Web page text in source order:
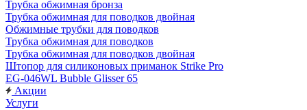
Трубка обжимная бронза
Трубка обжимная для поводков двойная
Обжимные трубки для поводков
Трубка обжимная для поводков
Трубка обжимная для поводков двойная
Штопор для силиконовых приманок Strike Pro
EG-046WL Bubble Glisser 65
Акции
Услуги